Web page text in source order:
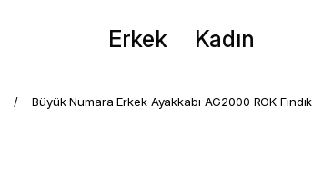
Erkek Kadın
Büyük Numara Erkek Ayakkabı AG2000 ROK Fındık